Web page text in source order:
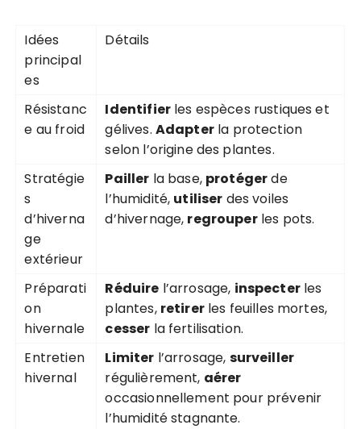
Idées
principal
es
Détails
Résistanc
e au froid
Identifierles espèces rustiques et
gélives. Adapterla protection
selon l’origine des plantes.
Stratégie
s
d’hiverna
ge
extérieur
Pailler la base, protégerde
l’humidité, utiliser des voiles
d’hivernage, regrouperles pots.
Préparati
on
hivernale
Réduire l’arrosage, inspecterles
plantes, retirerles feuilles mortes,
cesser la fertilisation.
Entretien
hivernal
Limiter l’arrosage, surveiller
régulièrement, aérer
occasionnellement pour prévenir
l’humidité stagnante.